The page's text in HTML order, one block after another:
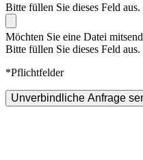
Bitte füllen Sie dieses Feld aus.
Möchten Sie eine Datei
Bitte füllen Sie dieses Feld aus.
*Pflichtfelder
Unverbindliche Anfrage